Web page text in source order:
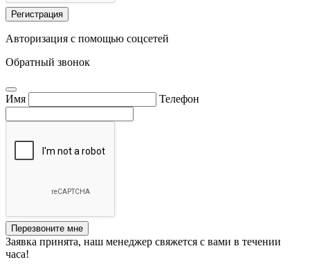
Регистрация
Авторизация с помощью соцсетей
Обратный звонок
Имя Телефон
Перезвоните мне
Заявка принята, наш менеджер свяжется с вами в течении
часа!